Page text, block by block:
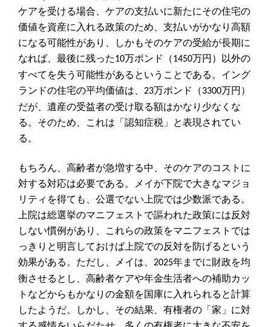
ケアを受ける場合、ケアの支払いに新たにその住宅の
価値を資産に入れる政策のため、支払いがかなり高額
になる可能性があり、しかもそのケアの受給が長期に
なれば、最後に残った10万ポンド（1450万円）以外の
すべてを失う可能性があるということである。イング
ランドの住宅の平均価値は、 23万ポンド（3300万円）
だが、遺産の受益者の受け取る額はかなり少なくな
る。そのため、これは「認知症税」と表現されてい
る。
もちろん、高齢者が急増する中、そのケアのコストに
対する対応は必要である。メイが下院で大きなマジョ
リティを得ても、公選でない上院では少数派である。
上院は総選挙のマニフェストで謳われた政策には反対
しない慣例があり、これらの政策をマニフェストでは
っきりと明言しておけば上院での反対を防げるという
効果がある。ただし、メイは、 2025年までに財政を均
衡させるとし、高齢者ケアや年金生活者への補助カッ
トなどからもかなりの金額を国庫に入れられると計算
したようだ。しかし、その結果、有権者の「家」に対